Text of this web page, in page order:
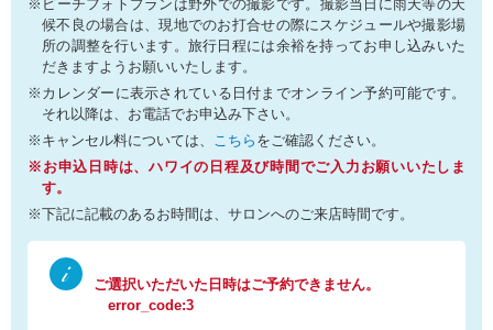
※ビーチフォトプランは野外での撮影です。撮影当日に雨天等の天
候不良の場合は、現地でのお打合せの際にスケジュールや撮影場
所の調整を行います。旅行日程には余裕を持ってお申し込みいた
だきますようお願いいたします。
※カレンダーに表示されている日付までオンライン予約可能です。
それ以降は、お電話でお申込み下さい。
※キャンセル料については、 こちら をご確認ください。
※お申込日時は、ハワイの日程及び時間でご入力お願いいたしま
す。
※下記に記載のあるお時間は、サロンへのご来店時間です。
ご選択いただいた日時はご予約できません。
error_code:3